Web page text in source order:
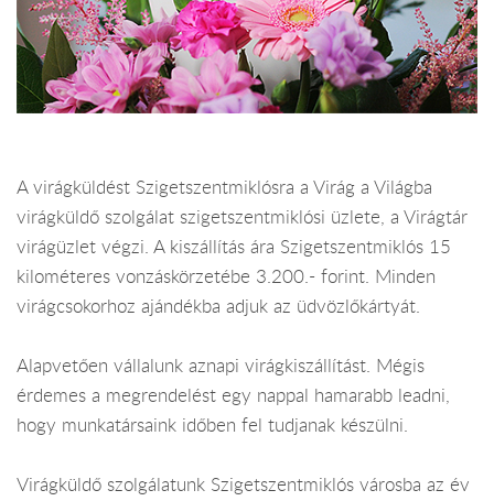
A virágküldést Szigetszentmiklósra a Virág a Világba
virágküldő szolgálat szigetszentmiklósi üzlete, a Virágtár
virágüzlet végzi. A kiszállítás ára Szigetszentmiklós 15
kilométeres vonzáskörzetébe 3.200.- forint. Minden
virágcsokorhoz ajándékba adjuk az üdvözlőkártyát.
Alapvetően vállalunk aznapi virágkiszállítást. Mégis
érdemes a megrendelést egy nappal hamarabb leadni,
hogy munkatársaink időben fel tudjanak készülni.
Virágküldő szolgálatunk Szigetszentmiklós városba az év